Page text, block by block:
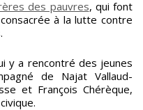
des pauvres, qui font
à la lutte contre
y a rencontré des jeunes
de Najat Vallaud-
et François Chérèque,